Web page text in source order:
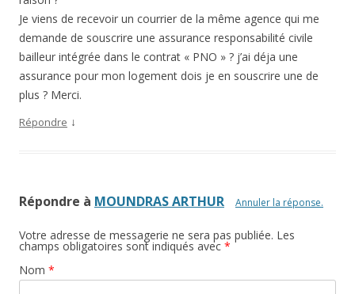
Je viens de recevoir un courrier de la même agence qui me
demande de souscrire une assurance responsabilité civile
bailleur intégrée dans le contrat « PNO » ? j’ai déja une
assurance pour mon logement dois je en souscrire une de
plus ? Merci.
Répondre ↓
Répondre à MOUNDRAS ARTHUR Annuler la réponse.
Votre adresse de messagerie ne sera pas publiée. Les
champs obligatoires sont indiqués avec *
Nom *